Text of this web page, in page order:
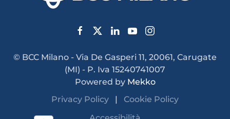
© BCC Milano - Via De Gasperi 11, 20061, Carugate
(MI) - P. Iva 15240741007
Powered by Mekko
Privacy Policy
Cookie Policy